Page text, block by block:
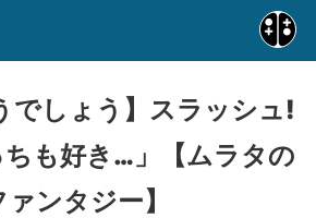
でしょう】スラッシュ!
ちも好き…」【ムラタの
ンタジー】